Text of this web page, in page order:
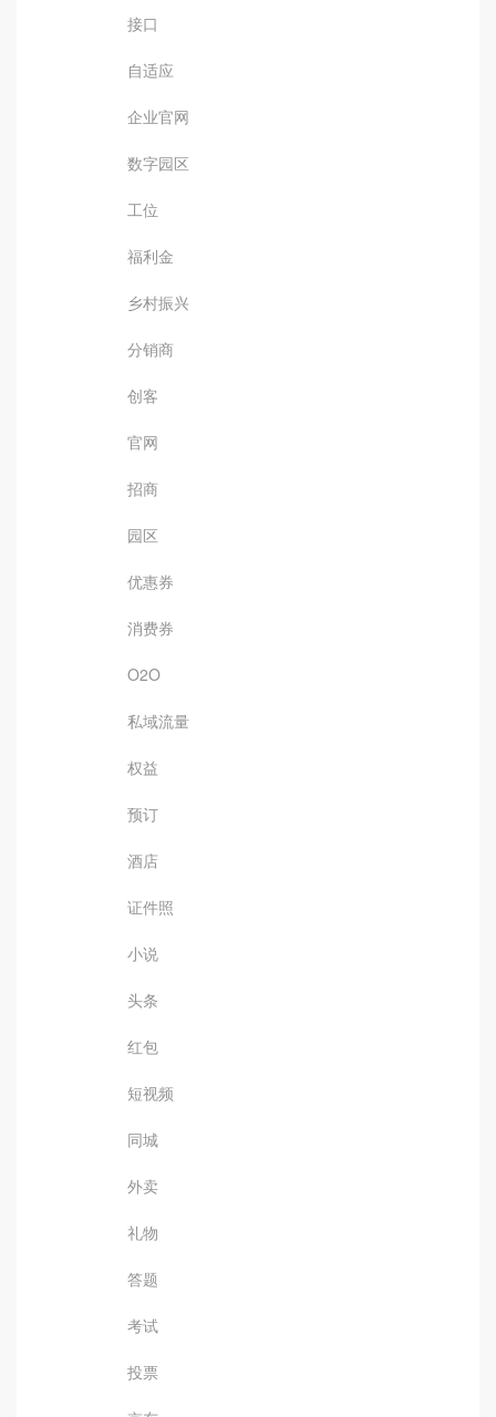
接口
自适应
企业官网
数字园区
工位
福利金
乡村振兴
分销商
创客
官网
招商
园区
优惠券
消费券
O2O
私域流量
权益
预订
酒店
证件照
小说
头条
红包
短视频
同城
外卖
礼物
答题
考试
投票